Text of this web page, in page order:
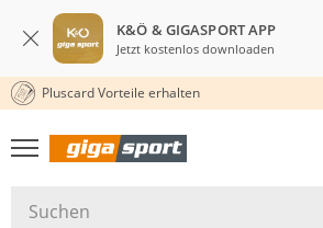
K&Ö & GIGASPORT APP
Jetzt kostenlos downloaden
30 TAGE RÜCKGABERECHT
Pluscard Vorteile erhalten
GIGASTYLE
FAHRRAD­